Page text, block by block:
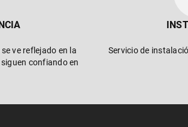
ve reflejado en la
confiando en
Servicio de